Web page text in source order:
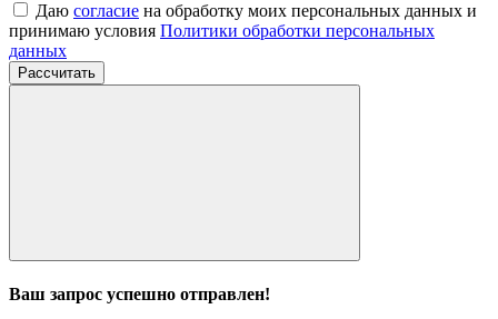
Даю согласие на обработку моих персональных данных и
принимаю условия Политики обработки персональных
данных
Рассчитать
Ваш запрос успешно отправлен!